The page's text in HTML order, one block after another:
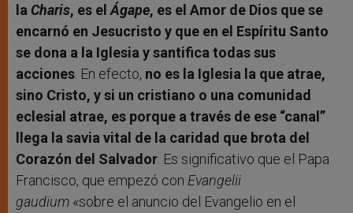
la Charis, es el Ágape, es el Amor de Dios que se
encarnó en Jesucristo y que en el Espíritu Santo
se dona a la Iglesia y santifica todas sus
acciones . En efecto, no es la Iglesia la que atrae,
sino Cristo, y si un cristiano o una comunidad
eclesial atrae, es porque a través de ese “canal”
llega la savia vital de la caridad que brota del
Corazón del Salvador . Es significativo que el Papa
Francisco, que empezó con Evangelii
gaudium «sobre el anuncio del Evangelio en el